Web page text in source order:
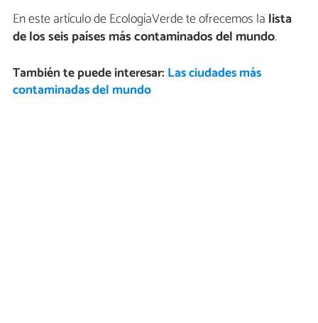
En este artículo de EcologíaVerde te ofrecemos la lista
de los seis países más contaminados del mundo.
También te puede interesar: Las ciudades más
contaminadas del mundo